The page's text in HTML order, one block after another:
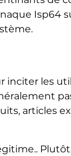
Isp64
les
articles